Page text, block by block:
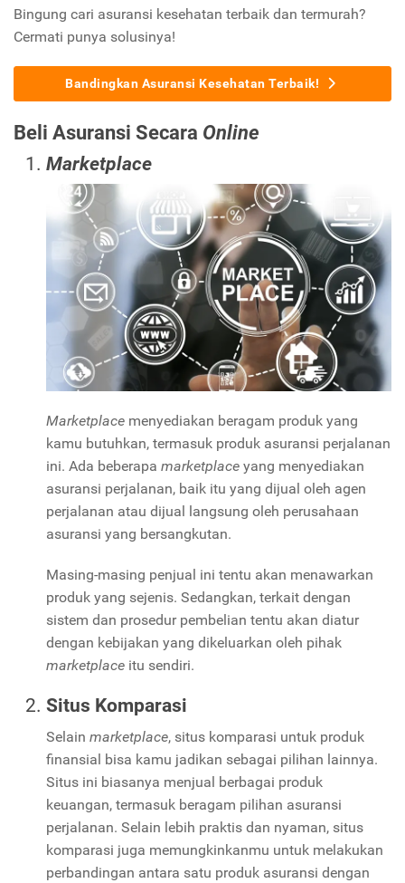
Bingung cari asuransi kesehatan terbaik dan termurah?
Cermati punya solusinya!
Bandingkan Asuransi Kesehatan Terbaik!
Beli Asuransi Secara Online
Marketplace
Marketplace menyediakan beragam produk yang
kamu butuhkan, termasuk produk asuransi perjalanan
ini. Ada beberapa marketplace yang menyediakan
asuransi perjalanan, baik itu yang dijual oleh agen
perjalanan atau dijual langsung oleh perusahaan
asuransi yang bersangkutan.
Masing-masing penjual ini tentu akan menawarkan
produk yang sejenis. Sedangkan, terkait dengan
sistem dan prosedur pembelian tentu akan diatur
dengan kebijakan yang dikeluarkan oleh pihak
marketplace itu sendiri.
Situs Komparasi
Selain marketplace, situs komparasi untuk produk
finansial bisa kamu jadikan sebagai pilihan lainnya.
Situs ini biasanya menjual berbagai produk
keuangan, termasuk beragam pilihan asuransi
perjalanan. Selain lebih praktis dan nyaman, situs
komparasi juga memungkinkanmu untuk melakukan
perbandingan antara satu produk asuransi dengan